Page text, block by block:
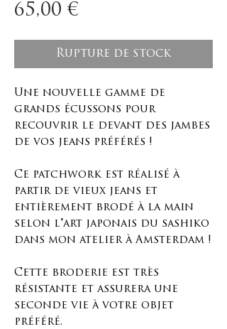
65,00 €Prix
Rupture de stock
Une nouvelle gamme de
grands écussons pour
recouvrir le devant des jambes
de vos jeans préférés !
Ce patchwork est réalisé à
partir de vieux jeans et
entièrement brodé à la main
selon l'art japonais du sashiko
dans mon atelier à Amsterdam !
Cette broderie est très
résistante et assurera une
seconde vie à votre objet
préféré.